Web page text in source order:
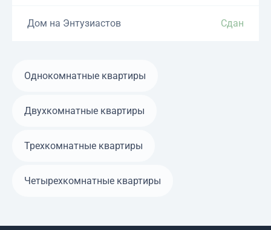
Дом на Энтузиастов Сдан
Однокомнатные квартиры
Двухкомнатные квартиры
Трехкомнатные квартиры
Четырехкомнатные квартиры